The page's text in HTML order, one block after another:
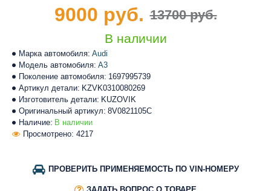
Наличие: В наличии
Марка автомобиля: Audi
Модель автомобиля: A3
Поколение автомобиля: 1697995739
Артикул детали: KZVK0310080269
Изготовитель детали: KUZOVIK
Оригинальный артикул: 8V0821105C
Просмотрено: 4217
В наличии
13700 руб.
9000 руб.
ПРОВЕРИТЬ ПРИМЕНЯЕМОСТЬ ПО VIN-НОМЕРУ